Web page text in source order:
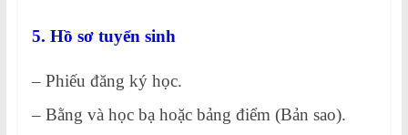
5. Hồ sơ tuyển sinh
– Phiếu đăng ký học.
– Bằng và học bạ hoặc bảng điểm (Bản sao).